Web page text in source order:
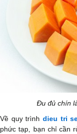
Đu đủ chín
Về quy trình dieu tri
phức tạp, bạn chỉ cần